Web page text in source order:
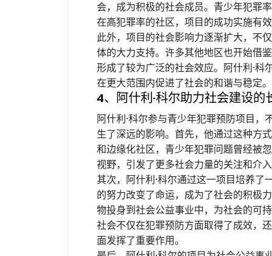
会，成为积极的社会成员。青少年犯罪
在高犯罪率的社区，项目的成功实施有
此外，项目的社会影响力逐渐扩大，不
体的大力支持。许多其他地区也开始借
形成了较为广泛的社会效应。阿什利·
在更大范围内促进了社会的和谐与稳定。
4、阿什利·科尔助力社会建设的
阿什利·科尔参与青少年犯罪预防项目
生了深远的影响。首先，他通过这种方
和边缘化社区，青少年犯罪问题曾经被
视野，引发了更多社会力量的关注和介
其次，阿什利·科尔通过这一项目培养
的努力改变了命运，成为了社会的积极
物投身到社会公益事业中，为社会的可
社会不仅在犯罪预防方面取得了成效，
面发挥了重要作用。